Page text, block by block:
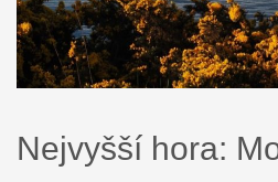
Nejvyšší hora: